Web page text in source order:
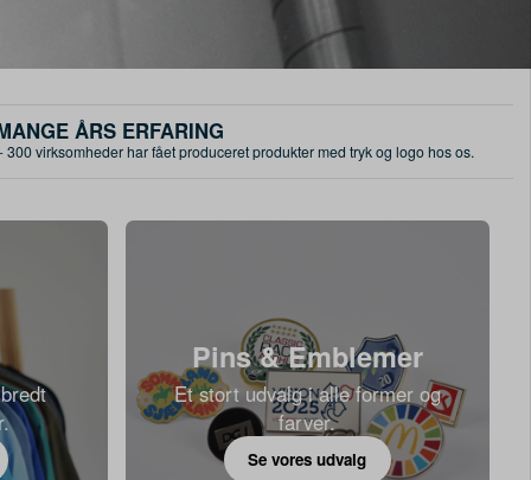
ÅRS ERFARING
300 virksomheder har fået produceret produkter med tryk og logo hos os.
Pins & Emblemer
Et stort udvalg i alle former og
farver.
Se vores udvalg